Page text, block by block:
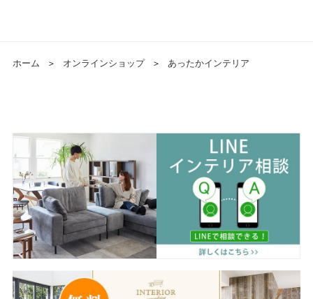
ホーム ＞ オンラインショップ ＞ あったかインテリア